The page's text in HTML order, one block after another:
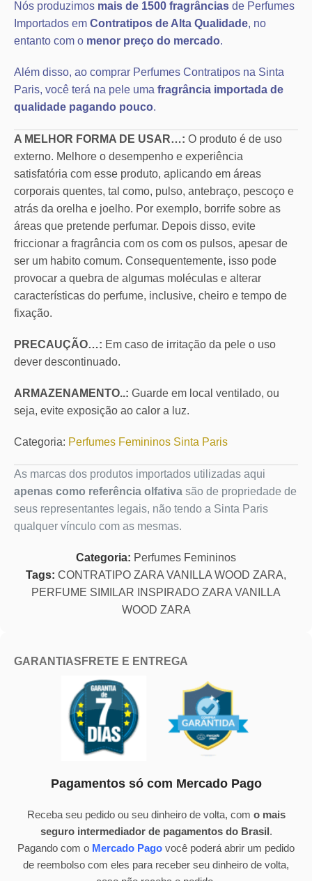
Nós produzimos mais de 1500 fragrâncias de Perfumes
Importados em Contratipos de Alta Qualidade, no
entanto com o menor preço do mercado.
Além disso, ao comprar Perfumes Contratipos na Sinta
Paris, você terá na pele uma fragrância importada de
qualidade pagando pouco.
A MELHOR FORMA DE USAR…: O produto é de uso
externo. Melhore o desempenho e experiência
satisfatória com esse produto, aplicando em áreas
corporais quentes, tal como, pulso, antebraço, pescoço e
atrás da orelha e joelho. Por exemplo, borrife sobre as
áreas que pretende perfumar. Depois disso, evite
friccionar a fragrância com os com os pulsos, apesar de
ser um habito comum. Consequentemente, isso pode
provocar a quebra de algumas moléculas e alterar
características do perfume, inclusive, cheiro e tempo de
fixação.
PRECAUÇÃO…: Em caso de irritação da pele o uso
dever descontinuado.
ARMAZENAMENTO..: Guarde em local ventilado, ou
seja, evite exposição ao calor a luz.
Categoria: Perfumes Femininos Sinta Paris
As marcas dos produtos importados utilizadas aqui
apenas como referência olfativa são de propriedade de
seus representantes legais, não tendo a Sinta Paris
qualquer vínculo com as mesmas.
Categoria: Perfumes Femininos
Tags: CONTRATIPO ZARA VANILLA WOOD ZARA,
PERFUME SIMILAR INSPIRADO ZARA VANILLA
WOOD ZARA
GARANTIAS FRETE E ENTREGA
Pagamentos só com Mercado Pago
Receba seu pedido ou seu dinheiro de volta, com o mais
seguro intermediador de pagamentos do Brasil.
Pagando com o Mercado Pago você poderá abrir um pedido
de reembolso com eles para receber seu dinheiro de volta,